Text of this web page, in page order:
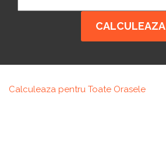
CALCULEAZA
Calculeaza pentru Toate Orasele